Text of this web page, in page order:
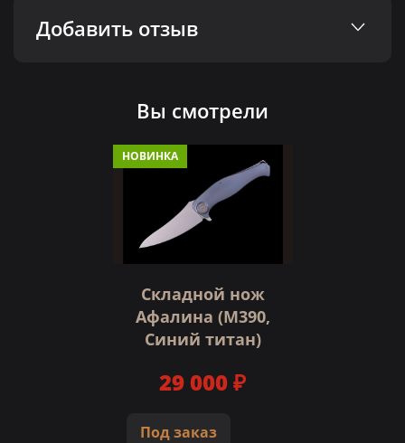
Добавить отзыв
Вы смотрели
НОВИНКА
Складной нож
Афалина (М390,
Синий титан)
Под заказ
29 000 ₽